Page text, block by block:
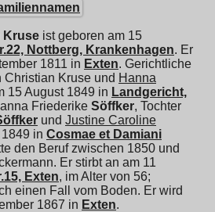
Kruse ist geboren am 15
Nottberg, Krankenhagen. Er
1811 in Exten. Gerichtliche
Kruse und Hanna
15 August 1849 in Landgericht,
Friederike Söffker, Tochter
und Justine Caroline
in Cosmae et Damiani
den Beruf zwischen 1850 und
Er stirbt an am 11
Exten, im Alter von 56;
einen Fall vom Boden. Er wird
1867 in Exten.